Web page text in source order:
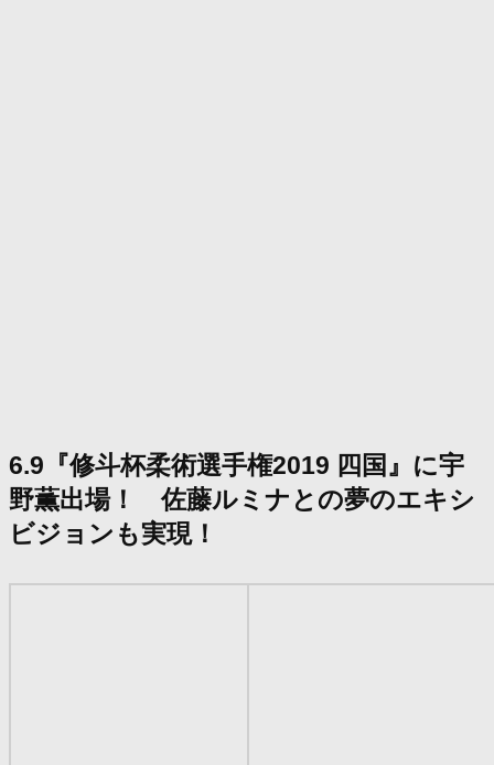
6.9『修斗杯柔術選手権2019 四国』に宇
野薫出場！ 佐藤ルミナとの夢のエキシ
ビジョンも実現！